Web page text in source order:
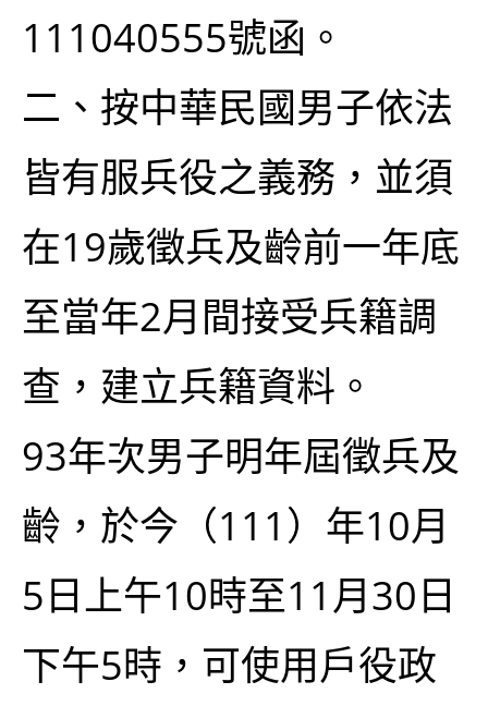
111040555號函。
二、按中華民國男子依法
皆有服兵役之義務，並須
在19歲徵兵及齡前一年底
至當年2月間接受兵籍調
查，建立兵籍資料。
93年次男子明年屆徵兵及
齡，於今（111）年10月
5日上午10時至11月30日
下午5時，可使用戶役政